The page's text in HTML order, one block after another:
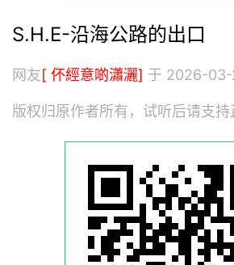
S.H.E-沿海公路的出口
网友[ 伓經意啲瀟灑] 于 2026-03-
版权归原作者所有，试听后请支持